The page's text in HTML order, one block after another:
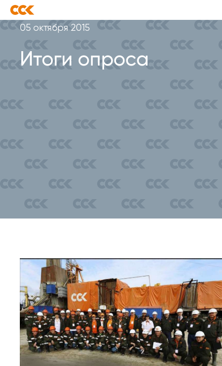
05 октября 2015
Итоги опроса